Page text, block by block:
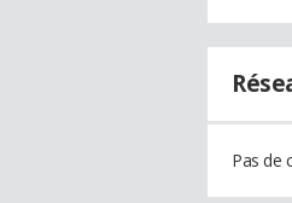
Pas de